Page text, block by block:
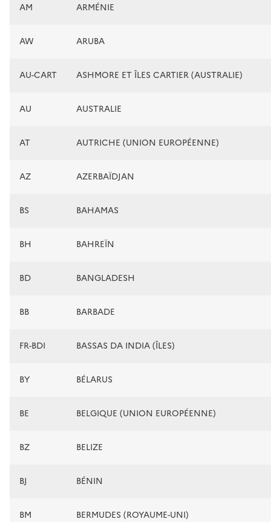
AM ARMÉNIE
AW ARUBA
AU-CART ASHMORE ET ÎLES CARTIER (AUSTRALIE)
AU AUSTRALIE
AT AUTRICHE (UNION EUROPÉENNE)
AZ AZERBAÏDJAN
BS BAHAMAS
BH BAHREÏN
BD BANGLADESH
BB BARBADE
FR-BDI BASSAS DA INDIA (ÎLES)
BY BÉLARUS
BE BELGIQUE (UNION EUROPÉENNE)
BZ BELIZE
BJ BÉNIN
BM BERMUDES (ROYAUME-UNI)